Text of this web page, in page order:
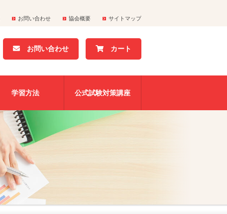
お問い合わせ 協会概要 サイトマップ
お問い合わせ カート
学習方法 公式試験対策講座